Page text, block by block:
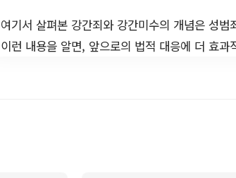
여기서 살펴본 강간죄와 강간미수의 개념은 성
이런 내용을 알면, 앞으로의 법적 대응에 더 효